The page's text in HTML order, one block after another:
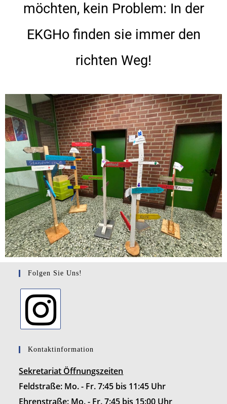
möchten, kein Problem: In der
EKGHo finden sie immer den
richten Weg!
Folgen Sie Uns!
Kontaktinformation
Sekretariat Öffnungszeiten
Feldstraße: Mo. - Fr. 7:45 bis 11:45 Uhr
Ehrenstraße: Mo. - Fr. 7:45 bis 15:00 Uhr